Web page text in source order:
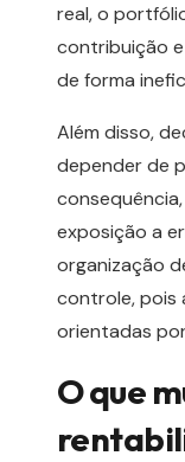
real, o
contribuição
de forma
Além disso,
depender de
exposição a
organização
controle, pois
orientadas
O que